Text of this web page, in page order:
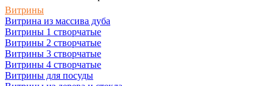
Витрины
Витрина из массива дуба
Витрины 1 створчатые
Витрины 2 створчатые
Витрины 3 створчатые
Витрины 4 створчатые
Витрины для посуды